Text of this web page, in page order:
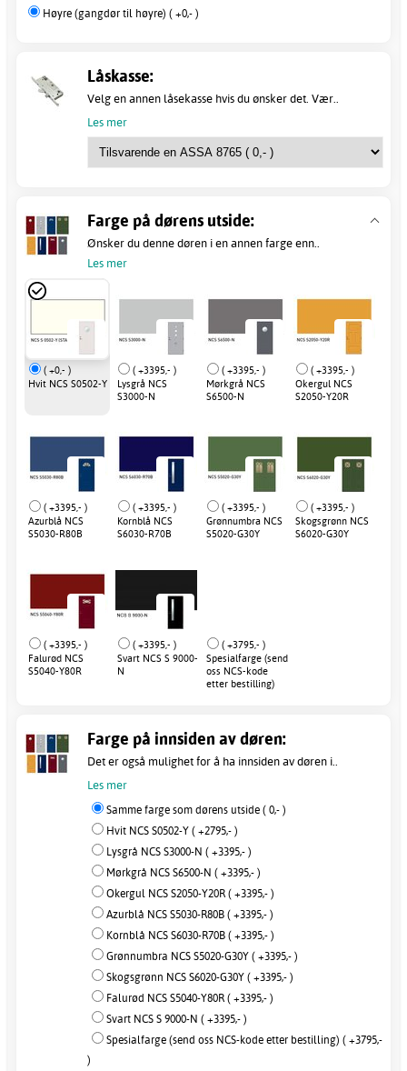
Høyre (gangdør til høyre) ( +0,- )
Låskasse:
Velg en annen låsekasse hvis du ønsker det. Vær..
Les mer
Farge på dørens utside:
Ønsker du denne døren i en annen farge enn..
Les mer
( +0,- )
Hvit NCS S0502-Y
( +3395,- )
Lysgrå NCS
S3000-N
( +3395,- )
Mørkgrå NCS
S6500-N
( +3395,- )
Okergul NCS
S2050-Y20R
( +3395,- )
Azurblå NCS
S5030-R80B
( +3395,- )
Kornblå NCS
S6030-R70B
( +3395,- )
Grønnumbra NCS
S5020-G30Y
( +3395,- )
Skogsgrønn NCS
S6020-G30Y
( +3395,- )
Falurød NCS
S5040-Y80R
( +3395,- )
Svart NCS S 9000-
N
( +3795,- )
Spesialfarge (send
oss NCS-kode
etter bestilling)
Farge på innsiden av døren:
Det er også mulighet for å ha innsiden av døren i..
Les mer
Samme farge som dørens utside ( 0,- )
Hvit NCS S0502-Y ( +2795,- )
Lysgrå NCS S3000-N ( +3395,- )
Mørkgrå NCS S6500-N ( +3395,- )
Okergul NCS S2050-Y20R ( +3395,- )
Azurblå NCS S5030-R80B ( +3395,- )
Kornblå NCS S6030-R70B ( +3395,- )
Grønnumbra NCS S5020-G30Y ( +3395,- )
Skogsgrønn NCS S6020-G30Y ( +3395,- )
Falurød NCS S5040-Y80R ( +3395,- )
Svart NCS S 9000-N ( +3395,- )
Spesialfarge (send oss NCS-kode etter bestilling) ( +3795,-
)